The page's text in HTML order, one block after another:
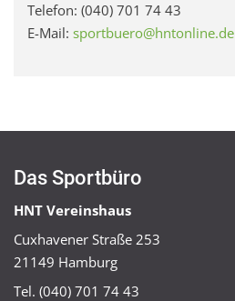
Telefon: (040) 701 74 43
E-Mail: sportbuero@hntonline.de
Das Sportbüro
HNT Vereinshaus
Cuxhavener Straße 253
21149 Hamburg
Tel. (040) 701 74 43